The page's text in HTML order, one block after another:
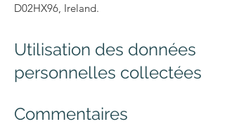
D02HX96, Ireland.
Utilisation des données
personnelles collectées
Commentaires